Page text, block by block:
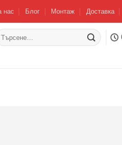
нас Блог Монтаж Доставка